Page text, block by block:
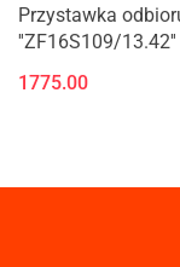
Przystawka
''ZF16S109/13.42''
1775.00